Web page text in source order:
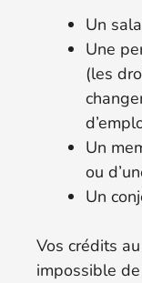
Un
Une
(les
Un
ou
Un
Vos crédits
impossible